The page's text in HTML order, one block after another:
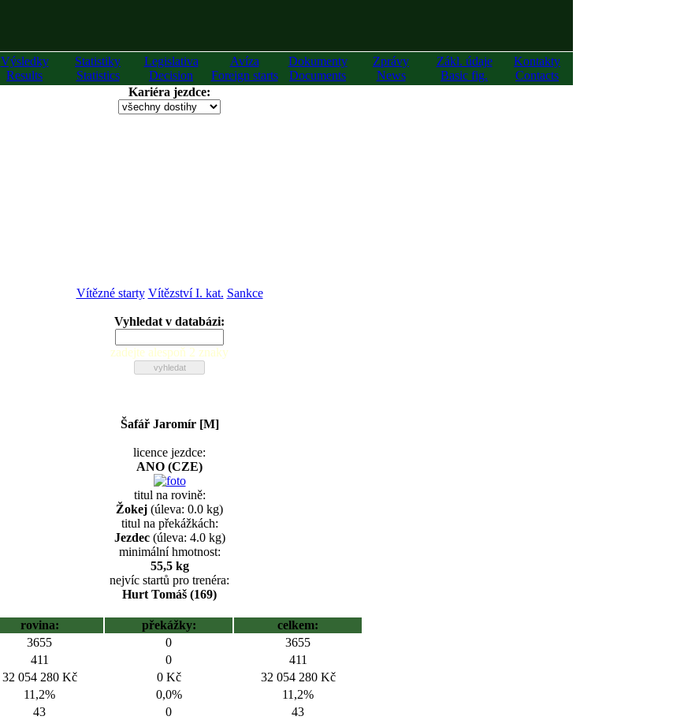
Výsledky
Results
Statistiky
Statistics
Legislativa
Decision
Avíza
Foreign starts
Dokumenty
Documents
Zprávy
News
Zákl. údaje
Basic fig.
Kontakty
Contacts
Kariéra jezdce:
Vítězné starty Vítězství I. kat. Sankce
Vyhledat v databázi:
zadejte alespoň 2 znaky
Šafář Jaromír [M]
licence jezdce:
ANO (CZE)
titul na rovině:
Žokej (úleva: 0.0 kg)
titul na překážkách:
Jezdec(úleva: 4.0 kg)
minimální hmotnost:
55,5 kg
nejvíc startů pro trenéra:
Hurt Tomáš (169)
rovina: překážky:
celkem:
3655 0
3655
411 0
411
32 054 280 Kč 0 Kč
32 054 280 Kč
11,2% 0,0%
11,2%
43 0
43